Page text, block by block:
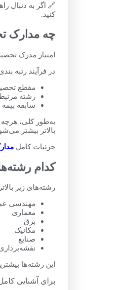
🔗 اگر به دنبال
کنید.
چه مدارک
امتیاز مدرک
در فرآیند رتبه‌
مقطع
رشته
سابقه
به‌طور کلی، هرچه
بالاتر بیشتر
جزئیات کامل
کدام
رشته‌های زیر
مهندسی
معماری
برق
مکانیک
صنایع
این رشته‌ها بیشترین
برای آشنایی